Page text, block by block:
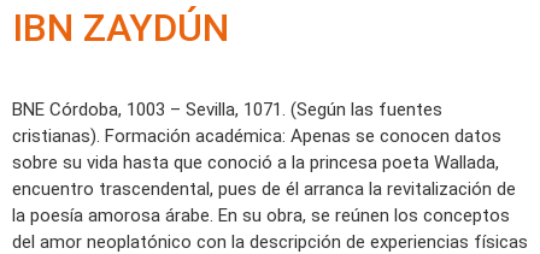
IBN ZAYDÚN
BNE Córdoba, 1003 – Sevilla, 1071. (Según las fuentes
cristianas). Formación académica: Apenas se conocen datos
sobre su vida hasta que conoció a la princesa poeta Wallada,
encuentro trascendental, pues de él arranca la revitalización de
la poesía amorosa árabe. En su obra, se reúnen los conceptos
del amor neoplatónico con la descripción de experiencias físicas